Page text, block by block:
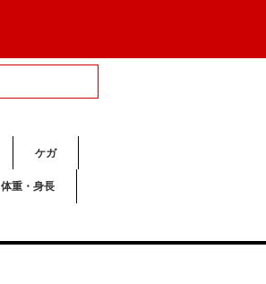
ケガ
体重・身長